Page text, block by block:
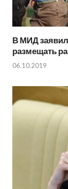
В МИД
размещать
06.10.2019